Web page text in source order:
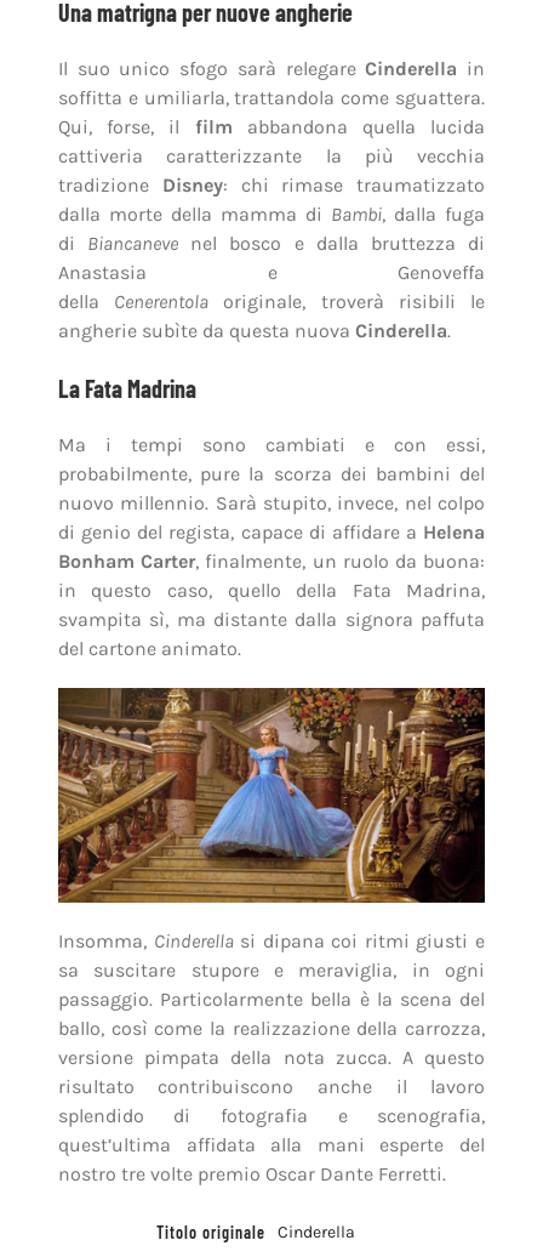
Una matrigna per nuove angherie
Il suo unico sfogo sarà relegareCinderella in
soffitta e umiliarla, trattandola come sguattera.
Qui, forse, il film abbandona quella lucida
cattiveria caratterizzante la più vecchia
tradizione Disney: chi rimase traumatizzato
dalla morte della mamma di Bambi, dalla fuga
di Biancaneve nel bosco e dalla bruttezza di
Anastasia e Genoveffa
della Cenerentola originale, troverà risibili le
angherie subìte da questa nuova Cinderella.
La Fata Madrina
Ma i tempi sono cambiati e con essi,
probabilmente, pure la scorza dei bambini del
nuovo millennio. Sarà stupito, invece, nel colpo
di genio del regista, capace di affidare a Helena
Bonham Carter, finalmente, un ruolo da buona:
in questo caso, quello della Fata Madrina,
svampita sì, ma distante dalla signora paffuta
del cartone animato.
Insomma, Cinderellasi dipana coi ritmi giusti e
sa suscitare stupore e meraviglia, in ogni
passaggio. Particolarmente bella è la scena del
ballo, così come la realizzazione della carrozza,
versione pimpata della nota zucca. A questo
risultato contribuiscono anche il lavoro
splendido di fotografia e scenografia,
quest’ultima affidata alla mani esperte del
nostro tre volte premio Oscar Dante Ferretti.
Titolo originale
Cinderella